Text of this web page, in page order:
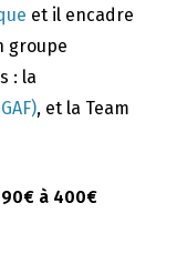
et il encadre
groupe
: la
, et la Team
à 400€